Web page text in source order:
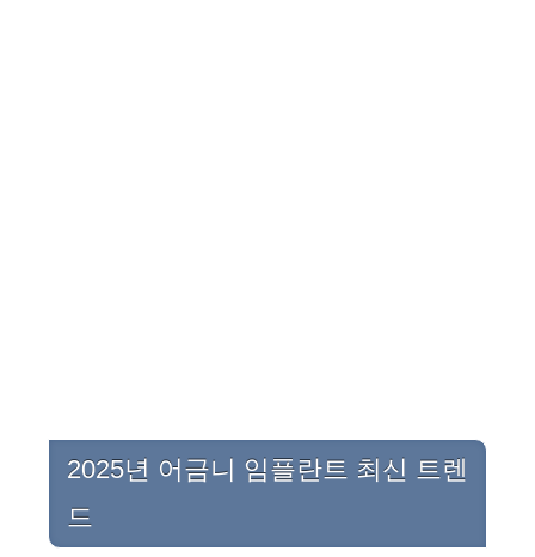
2025년 어금니 임플란트 최신 트렌
드